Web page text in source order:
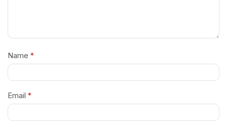
Name *
Email *